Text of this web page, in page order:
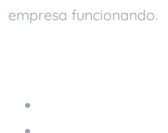
empresa funcionando.